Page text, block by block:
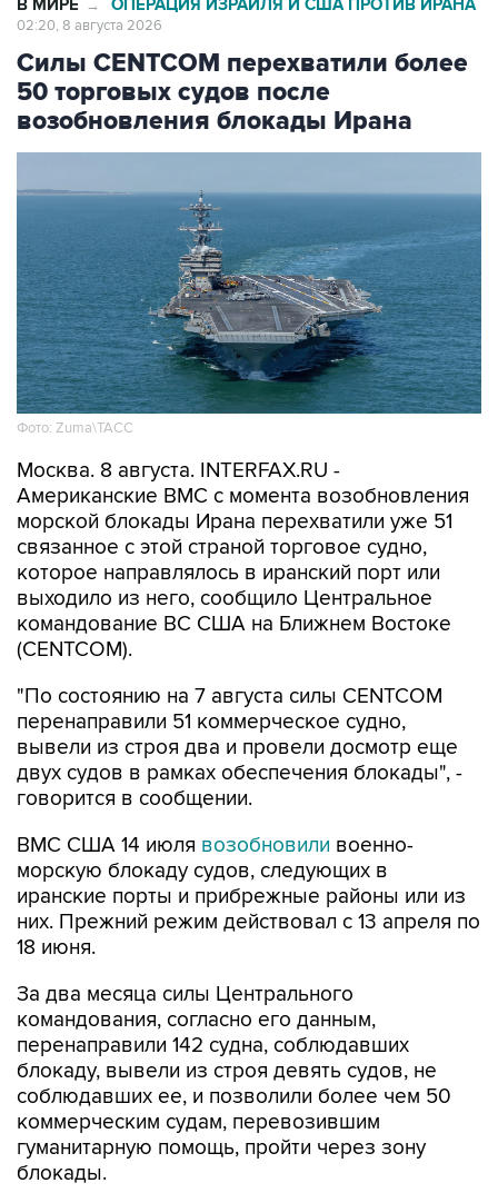
Силы CENTCOM перехватили более
50 торговых судов после
возобновления блокады Ирана
Фото: Zuma\ТАСС
Москва. 8 августа. INTERFAX.RU -
морской блокады Ирана перехватили уже 51
связанное с этой страной торговое судно,
которое направлялось в иранский порт или
выходило из него, сообщило Центральное
командование ВС США на Ближнем Востоке
(CENTCOM).
"По состоянию на 7 августа силы CENTCOM
вывели из строя два и провели досмотр еще
двух судов в рамках обеспечения блокады", -
говорится в сообщении.
ВМС США 14 июлявозобновили
иранские порты и прибрежные районы или из
них. Прежний режим действовал с 13 апреля по
18 июня.
За два месяца силы Центрального
перенаправили 142 судна, соблюдавших
блокаду, вывели из строя девять судов, не
соблюдавших ее, и позволили более чем 50
коммерческим судам, перевозившим
гуманитарную помощь, пройти через зону
блокады.